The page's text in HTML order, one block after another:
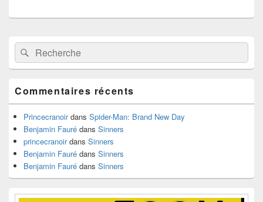
Zone
principale
de
widget
barre
latérale
Recherche :Rechercher
Commentaires récents
Princecranoirdans Spider-Man: Brand New Day
Benjamin Fauré dans Sinners
princecranoirdans Sinners
Benjamin Fauré dans Sinners
Benjamin Fauré dans Sinners